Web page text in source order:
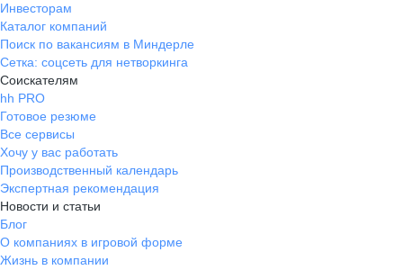
Инвесторам
Каталог компаний
Поиск по вакансиям в Миндерле
Сетка: соцсеть для нетворкинга
Соискателям
hh PRO
Готовое резюме
Все сервисы
Хочу у вас работать
Производственный календарь
Экспертная рекомендация
Новости и статьи
Блог
О компаниях в игровой форме
Жизнь в компании